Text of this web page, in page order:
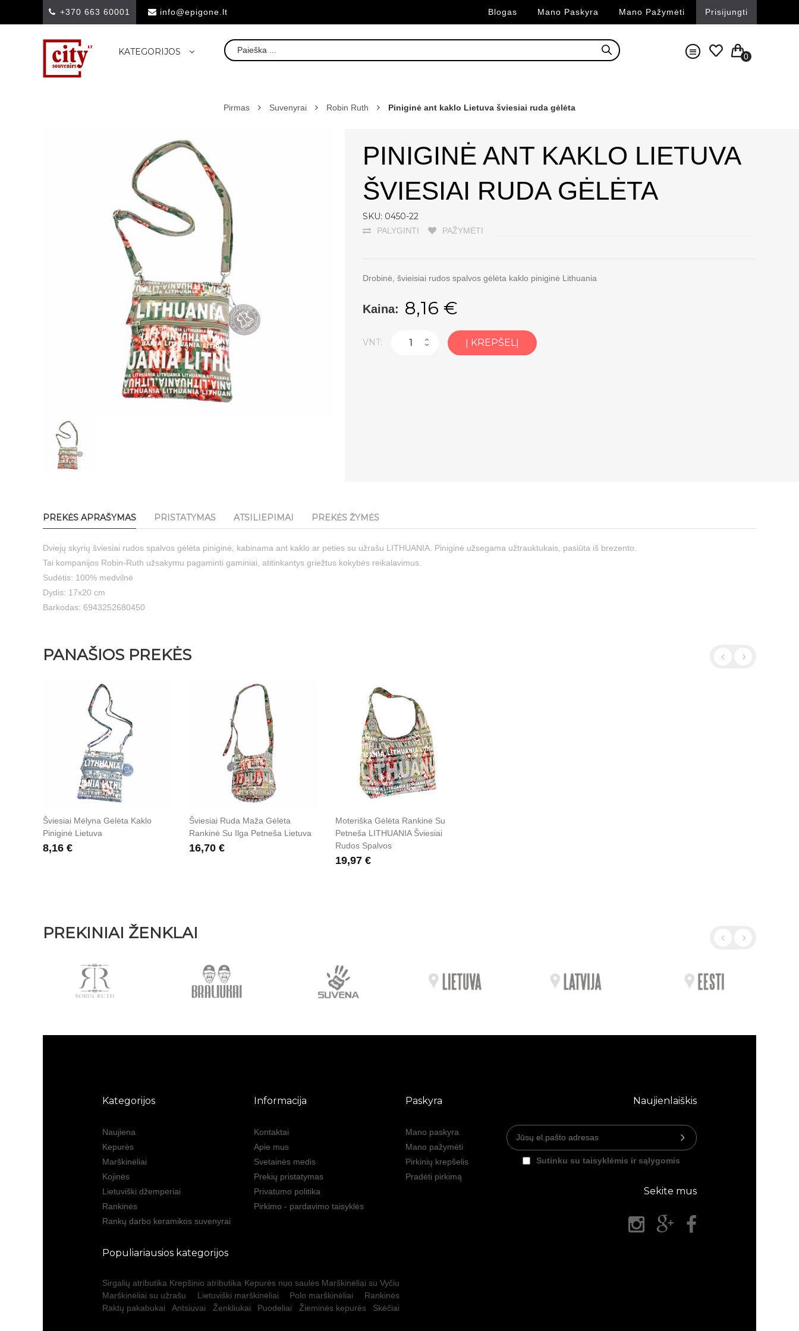
+370 663 60001 info@epigone.lt Blogas Mano Paskyra Mano Pažymėti Prisijungti
KATEGORIJOS 0
Pirmas Suvenyrai Robin Ruth Piniginė ant kaklo Lietuva šviesiai ruda gėlėta
PINIGINĖ ANT KAKLO LIETUVA
ŠVIESIAI RUDA GĖLĖTA
SKU: 0450-22
PALYGINTI PAŽYMĖTI
Drobinė, švieisiai rudos spalvos gėlėta kaklo piniginė Lithuania
Kaina: 8,16 €
VNT: Į KREPŠELĮ
PREKĖS APRAŠYMAS PRISTATYMAS ATSILIEPIMAI PREKĖS ŽYMĖS
Dviejų skyrių šviesiai rudos spalvos gėlėta piniginė, kabinama ant kaklo ar peties su užrašu LITHUANIA. Piniginė užsegama užtrauktukais, pasiūta iš brezento.
Tai kompanijos Robin-Ruth užsakymu pagaminti gaminiai, atitinkantys griežtus kokybės reikalavimus.
Sudėtis: 100% medvilnė
Dydis: 17x20 cm
Barkodas: 6943252680450
PANAŠIOS PREKĖS
Šviesiai Mėlyna Gėlėta Kaklo
Piniginė Lietuva
8,16 €
Šviesiai Ruda Maža Gėlėta
Rankinė Su Ilga Petneša Lietuva
16,70 €
Moteriška Gėlėta Rankinė Su
Petneša LITHUANIA Šviesiai
Rudos Spalvos
19,97 €
PREKINIAI ŽENKLAI
Kategorijos
Naujiena
Kepurės
Marškinėliai
Kojinės
Lietuviški džemperiai
Rankinės
Rankų darbo keramikos suvenyrai
Informacija
Kontaktai
Apie mus
Svetainės medis
Prekių pristatymas
Privatumo politika
Pirkimo - pardavimo taisyklės
Paskyra
Mano paskyra
Mano pažymėti
Pirkinių krepšelis
Pradėti pirkimą
Naujienlaiškis
Sutinku su taisyklėmis ir sąlygomis
Sekite mus
Populiariausios kategorijos
Sirgalių atributika Krepšinio atributika Kepurės nuo saulės Marškinėliai su Vyčiu
Marškinėliai su užrašu
Lietuviški marškinėliai Polo marškinėliai
Rankinės
Raktų pakabukai
Antsiuvai Ženkliukai Puodeliai Žieminės kepurės Skėčiai